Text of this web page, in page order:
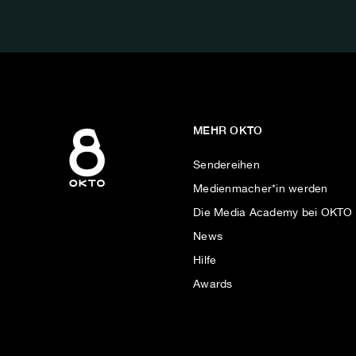
MEHR OKTO
Sendereihen
Medienmacher*in werden
Die Media Academy bei OKTO
News
Hilfe
Awards